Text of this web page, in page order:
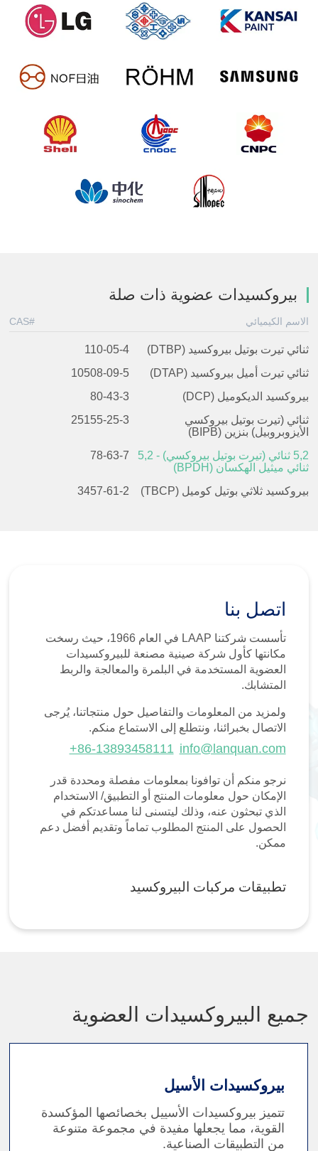
بيروكسيدات عضوية ذات صلة
الاسم الكيميائي CAS#
ثنائي تيرت بوتيل بيروكسيد (DTBP)
110-05-4
ثنائي تيرت أميل بيروكسيد (DTAP)
10508-09-5
بيروكسيد الديكوميل (DCP)
80-43-3
ثنائي (تيرت بوتيل بيروكسي
الأيزوبروبيل) بنزين (BIPB)
25155-25-3
2
,
5 ثنائي (تيرت بوتيل بيروكسي) - 2,
5
ثنائي ميثيل الهكسان (BPDH)
78-63-7
بيروكسيد ثلاثي بوتيل كوميل (TBCP) 3457-61-2
اتصل بنا
تأسست شركتنا LAAP في العام 1966، حيث رسخت
مكانتها كأول شركة صينية مصنعة للبيروكسيدات
العضوية المستخدمة في البلمرة والمعالجة والربط
المتشابك.
ولمزيد من المعلومات والتفاصيل حول منتجاتنا، يُرجى
الاتصال بخبرائنا، ونتطلع إلى الاستماع منكم.
info@lanquan.com
+86-13893458111
نرجو منكم أن توافونا بمعلومات مفصلة ومحددة قدر
الإمكان حول معلومات المنتج أو التطبيق/ الاستخدام
الذي تبحثون عنه، وذلك ليتسنى لنا مساعدتكم في
الحصول على المنتج المطلوب تماماً وتقديم أفضل دعم
ممكن.
تطبيقات مركبات البيروكسيد
جميع البيروكسيدات العضوية
بيروكسيدات الأسيل
تتميز بيروكسيدات الأسييل بخصائصها المؤكسدة
القوية، مما يجعلها مفيدة في مجموعة متنوعة
من التطبيقات الصناعية.